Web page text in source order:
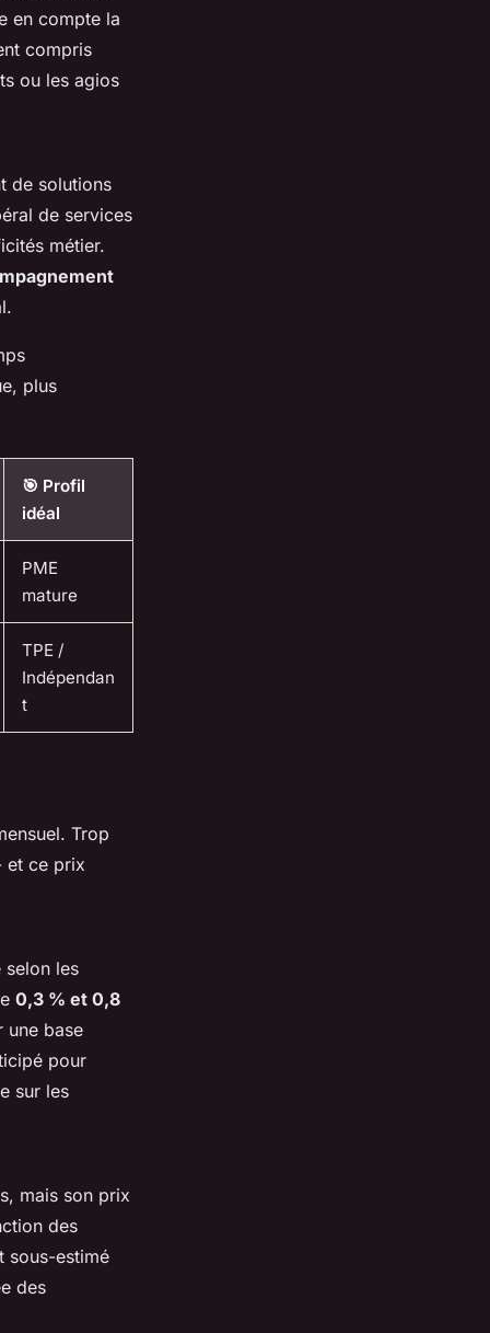
en compte la
compris
ou les agios
de solutions
de services
métier.
plus
🎯 Profil
idéal
PME
mature
TPE /
Indépendan
t
Trop
et ce prix
les
0,3 % et 0,8
une base
pour
sur les
mais son prix
des
sous-estimé
des